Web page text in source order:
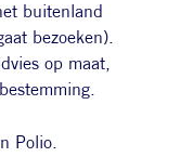
buitenland
bezoeken).
op maat,
Polio.